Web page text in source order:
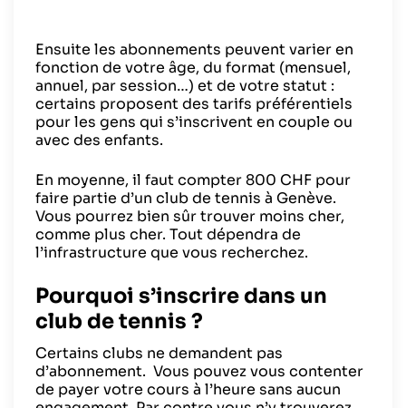
Ensuite les abonnements peuvent varier en
fonction de votre âge, du format (mensuel,
annuel, par session…) et de votre statut :
certains proposent des tarifs préférentiels
pour les gens qui s’inscrivent en couple ou
avec des enfants.
En moyenne, il faut compter 800 CHF pour
faire partie d’un club de tennis à Genève.
Vous pourrez bien sûr trouver moins cher,
comme plus cher. Tout dépendra de
l’infrastructure que vous recherchez.
Pourquoi s’inscrire dans un
club de tennis ?
Certains clubs ne demandent pas
d’abonnement. Vous pouvez vous contenter
de payer votre cours à l’heure sans aucun